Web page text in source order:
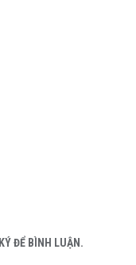
ĐỂ BÌNH LUẬN.